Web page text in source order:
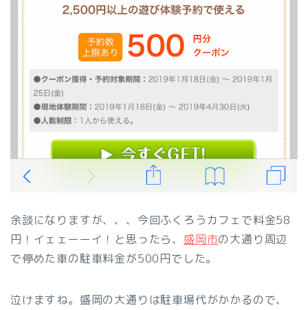
余談になりますが、、、今回ふくろうカフェで料金58
円！イェェーーイ！と思ったら、 盛岡市の大通り周辺
で停めた車の駐車料金が500円でした。
泣けますね。盛岡の大通りは駐車場代がかかるので、